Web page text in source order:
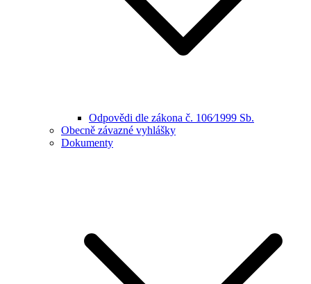
Odpovědi dle zákona č. 106⁄1999 Sb.
Obecně závazné vyhlášky
Dokumenty